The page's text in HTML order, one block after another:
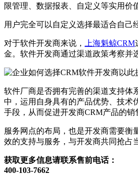
限管理、数据报表、自定义等实用价
用户完全可以自定义选择最适合自己
对于软件开发商来说， 上海魁鲸CRM
金。软件开发商通过渠道政策考察并
软件厂商是否拥有完善的渠道支持体
中，运用自身具有的产品优势、技术
手段，从而促进开发商CRM产品的销
服务网点的布局，也是开发商需要
效的支持与服务，与开发商共同抢占
获取更多信息请联系售前电话：
400-103-7662